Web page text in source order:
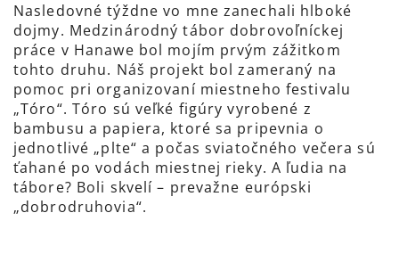
Nasledovné týždne vo mne zanechali hlboké
dojmy. Medzinárodný tábor dobrovoľníckej
práce v Hanawe bol mojím prvým zážitkom
tohto druhu. Náš projekt bol zameraný na
pomoc pri organizovaní miestneho festivalu
„Tóro“. Tóro sú veľké figúry vyrobené z
bambusu a papiera, ktoré sa pripevnia o
jednotlivé „plte“ a počas sviatočného večera sú
ťahané po vodách miestnej rieky. A ľudia na
tábore? Boli skvelí – prevažne európski
„dobrodruhovia“.